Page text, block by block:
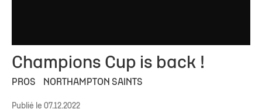
Champions Cup is back !
PROS NORTHAMPTON SAINTS
Publié le 07.12.2022